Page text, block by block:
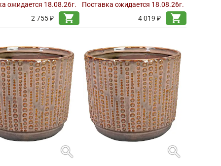
ожидается 18.08.26г.
2 755 ₽
shopping_cart
Поставка ожидается 18.08.26г.
4 019 ₽
shopping_cart
search search